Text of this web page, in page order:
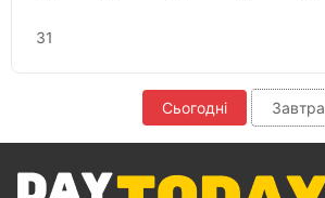
31
Сьогодні Завтра